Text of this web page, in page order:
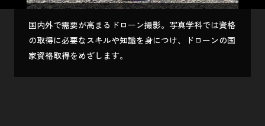
国内外で需要が高まるドローン撮影。写真学科では資格
の取得に必要なスキルや知識を身につけ、ドローンの国
家資格取得をめざします。